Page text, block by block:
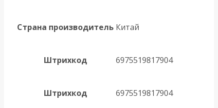
Страна производитель Китай
Штрихкод 6975519817904
Штрихкод 6975519817904